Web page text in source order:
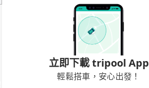
立即下載 tripool App
輕鬆搭車，安心出發！